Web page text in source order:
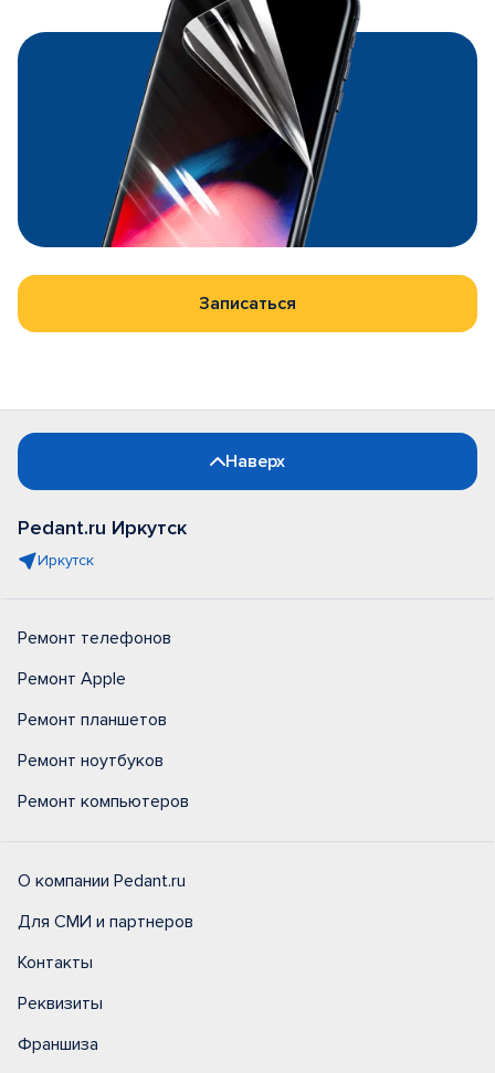
Записаться
Наверх
Pedant.ru Иркутск
Иркутск
Ремонт телефонов
Ремонт Apple
Ремонт планшетов
Ремонт ноутбуков
Ремонт компьютеров
О компании Pedant.ru
Для СМИ и партнеров
Контакты
Реквизиты
Франшиза